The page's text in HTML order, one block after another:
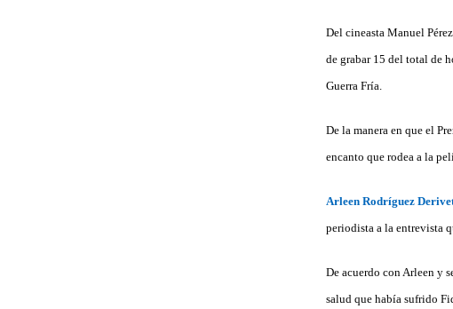
Del cineasta Manuel Pérez
de grabar 15 del total de
Guerra Fría.
De la manera en que el
encanto que rodea a la
Arleen Rodríguez
periodista a la entrevista
De acuerdo con Arleen y
salud que había sufrido